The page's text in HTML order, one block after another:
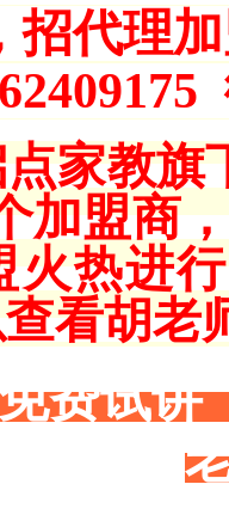
招代理
家教旗
加盟商
火热进
看胡老
费试讲